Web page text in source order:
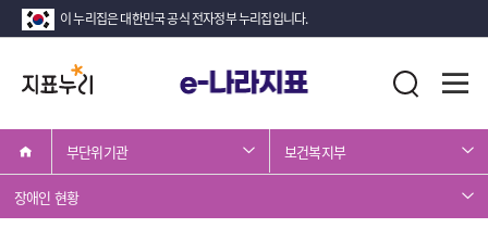
이 누리집은 대한민국 공식 전자정부 누리집입니다.
지
표
누
리
통
합
검
기
부단위기관 보건복지부
장애인 현황